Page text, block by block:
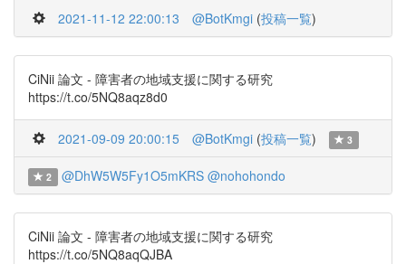
2021-11-12 22:00:13 @BotKmgi (投稿一覧)
CiNii 論文 - 障害者の地域支援に関する研究
https://t.co/5NQ8aqz8d0
2021-09-09 20:00:15 @BotKmgi (投稿一覧) 3
2 @DhW5W5Fy1O5mKRS @nohohondo
CiNii 論文 - 障害者の地域支援に関する研究
https://t.co/5NQ8aqQJBA